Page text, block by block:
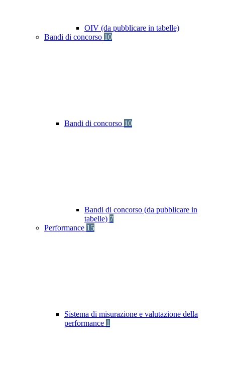
OIV (da pubblicare in tabelle)
Bandi di concorso 10
Bandi di concorso 10
Bandi di concorso (da pubblicare in
tabelle) 7
Performance 15
Sistema di misurazione e valutazione della
performance 1